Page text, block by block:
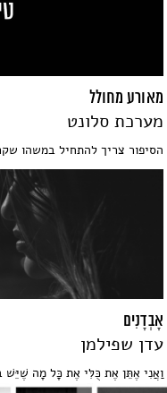
מאורע מחולל
מערכת סלונט
הסיפור צריך להתחיל במשהו
אָבְדָנִים
עדן שפילמן
וַאֲנִי אֶתֵּן אֶת כֻּלִּי אֶת כָּל מָה שֶׁיֵּשׁ